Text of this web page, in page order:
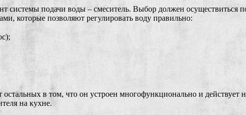
системы подачи воды – смеситель. Выбор должен осуществиться
которые позволяют регулировать воду правильно:
остальных в том, что он устроен многофункционально и
на кухне.